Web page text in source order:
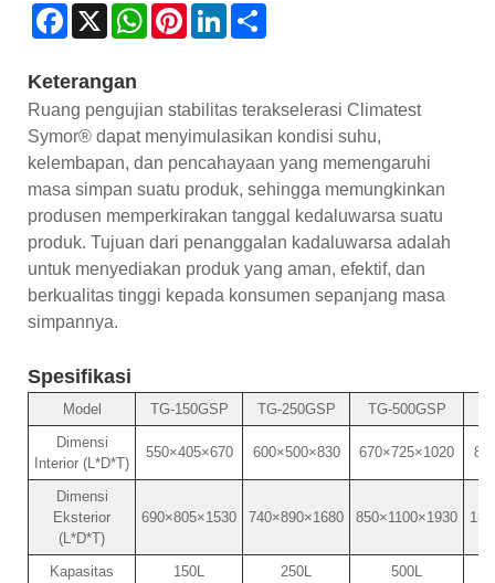
Facebook
X WhatsAppPinterestLinkedIn
Keterangan
Ruang pengujian stabilitas terakselerasi Climatest
Symor® dapat menyimulasikan kondisi suhu,
kelembapan, dan pencahayaan yang memengaruhi
masa simpan suatu produk, sehingga memungkinkan
produsen memperkirakan tanggal kedaluwarsa suatu
produk. Tujuan dari penanggalan kadaluwarsa adalah
untuk menyediakan produk yang aman, efektif, dan
berkualitas tinggi kepada konsumen sepanjang masa
simpannya.
Spesifikasi
Model TG-150GSP TG-250GSP TG-500GSP
Dimensi
Interior (L*D*T)
550×405×670 600×500×830 670×725×1020
Dimensi
Eksterior
(L*D*T)
690×805×1530 740×890×1680 850×1100×1930
Kapasitas 150L 250L 500L